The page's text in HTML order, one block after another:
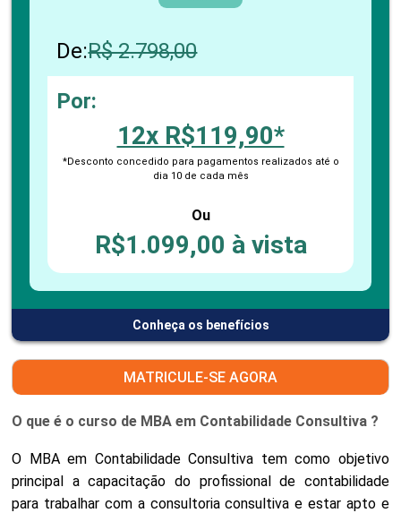
De:R$ 2.798,00
Por:
12x R$119,90*
*Desconto concedido para pagamentos realizados até o
dia 10 de cada mês
Ou
R$1.099,00 à vista
Conheça os benefícios
MATRICULE-SE AGORA
O que é o curso de MBA em Contabilidade Consultiva ?
O MBA em Contabilidade Consultiva tem como objetivo
principal a capacitação do profissional de contabilidade
para trabalhar com a consultoria consultiva e estar apto e